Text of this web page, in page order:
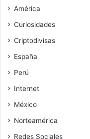
América
Curiosidades
Criptodivisas
España
Perú
Internet
México
Norteamérica
Redes Sociales